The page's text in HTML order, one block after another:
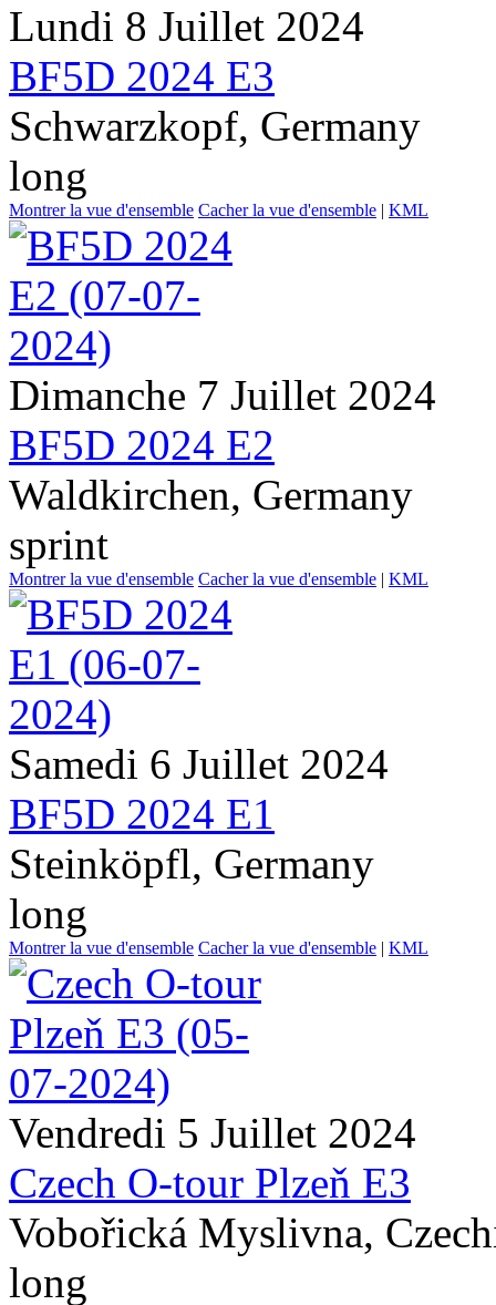
Lundi 8 Juillet 2024
BF5D 2024 E3
Schwarzkopf, Germany
long
Montrer la vue d'ensemble Cacher la vue d'ensemble | KML
Dimanche 7 Juillet 2024
BF5D 2024 E2
Waldkirchen, Germany
sprint
Montrer la vue d'ensemble Cacher la vue d'ensemble | KML
Samedi 6 Juillet 2024
BF5D 2024 E1
Steinköpfl, Germany
long
Montrer la vue d'ensemble Cacher la vue d'ensemble | KML
Vendredi 5 Juillet 2024
Czech O-tour Plzeň E3
Vobořická Myslivna,
long